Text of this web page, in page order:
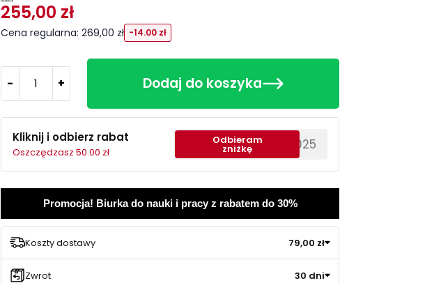
255,00 zł
Cena regularna: 269,00 zł -14.00 zł
- + Dodaj do koszyka
Kliknij i odbierz rabat
Oszczędzasz 50.00 zł ********EWS2025
Odbieram
zniżkę
Promocja! Biurka do nauki i pracy z rabatem do 30%
Koszty dostawy 79,00 zł
Zwrot 30 dni